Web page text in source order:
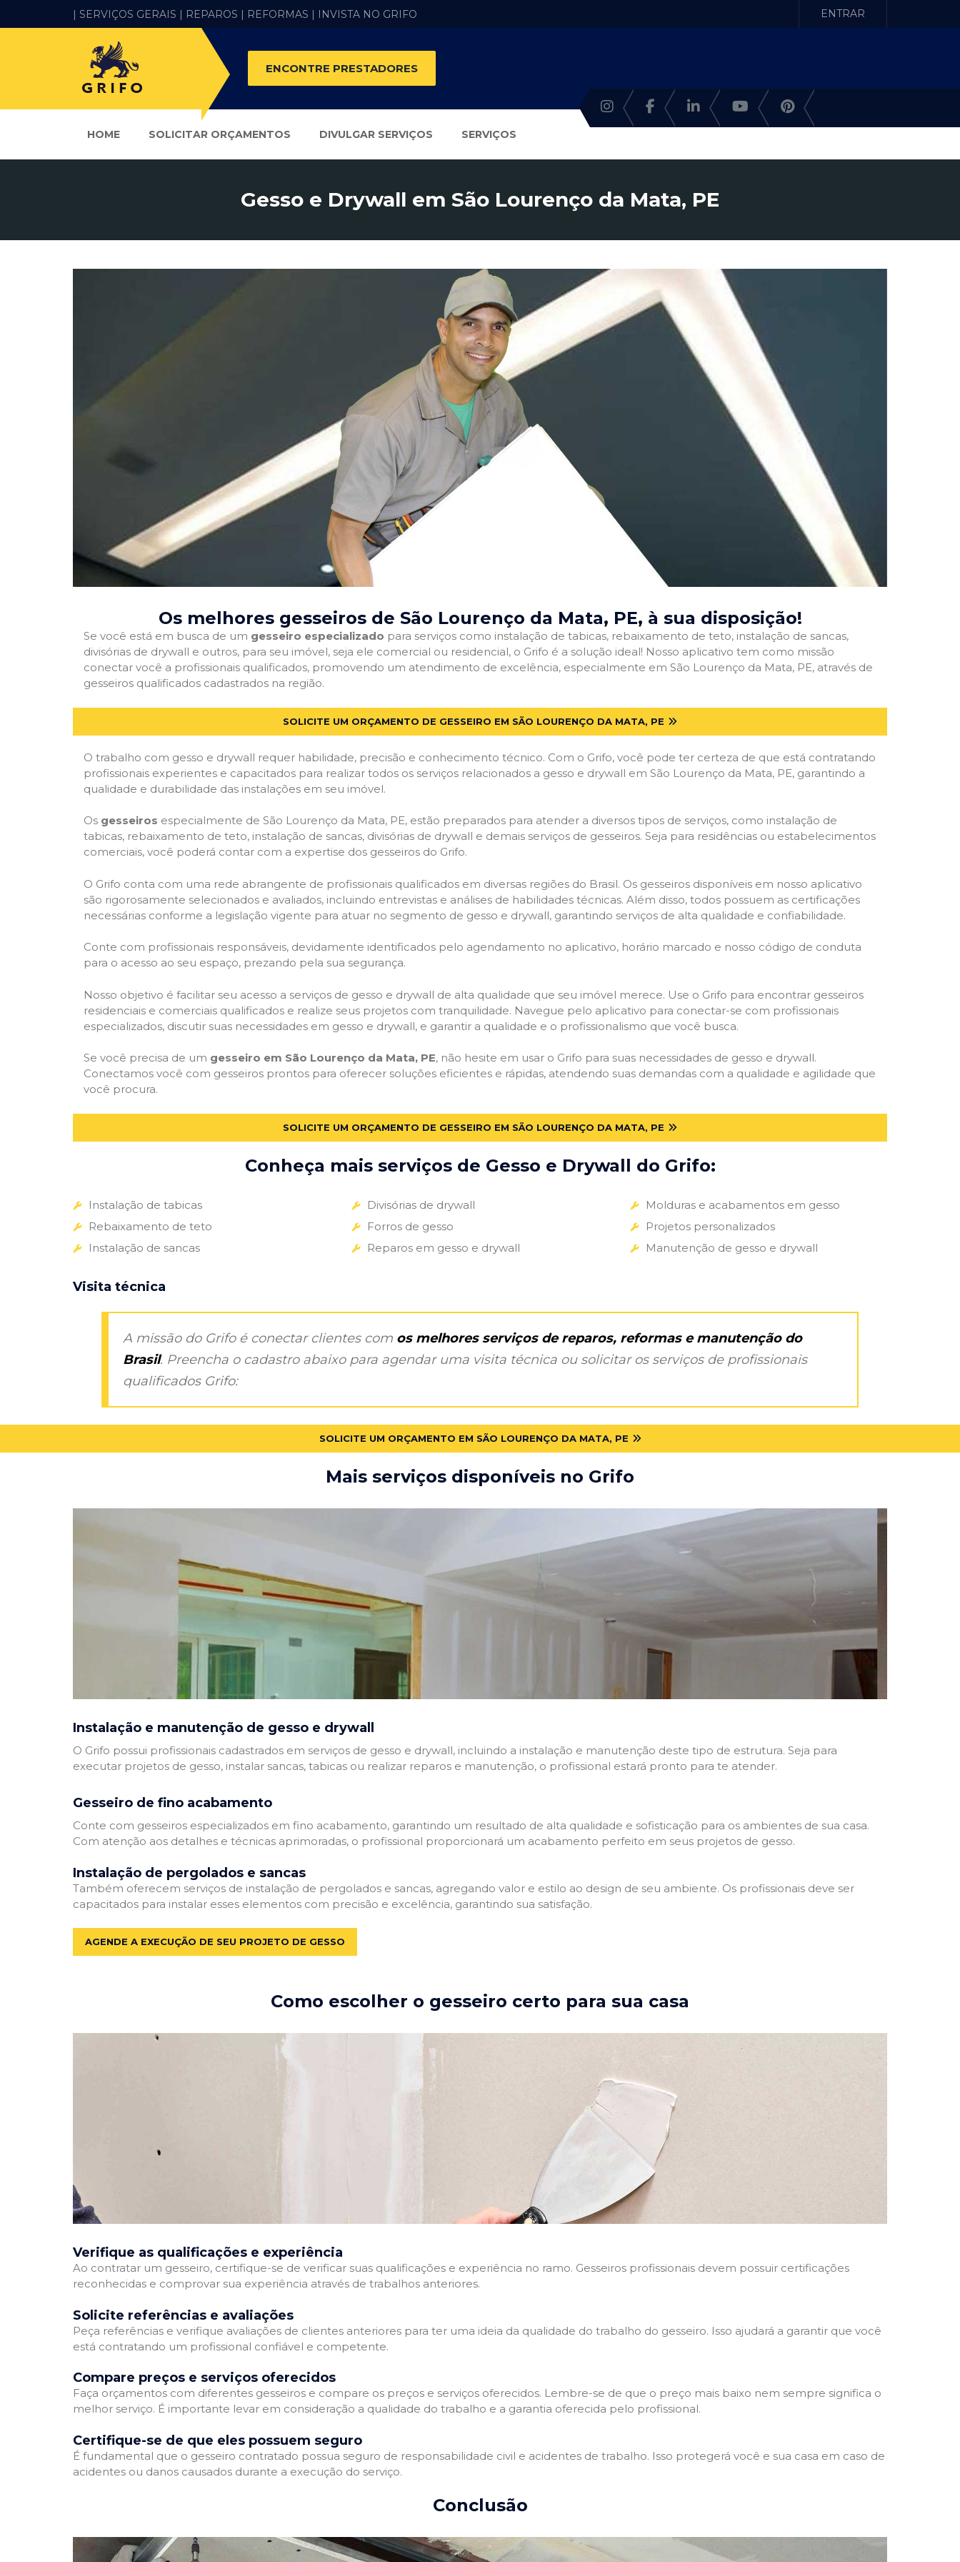
| SERVIÇOS GERAIS | REPAROS | REFORMAS | INVISTA NO GRIFO ENTRAR
ENCONTRE PRESTADORES
HOME SOLICITAR ORÇAMENTOS DIVULGAR SERVIÇOS SERVIÇOS
Gesso e Drywall em São Lourenço da Mata, PE
Os melhores gesseiros de São Lourenço da Mata, PE, à sua disposição!
Se você está em busca de um gesseiro especializado para serviços como instalação de tabicas, rebaixamento de teto, instalação de sancas,
divisórias de drywall e outros, para seu imóvel, seja ele comercial ou residencial, o Grifo é a solução ideal! Nosso aplicativo tem como missão
conectar você a profissionais qualificados, promovendo um atendimento de excelência, especialmente em São Lourenço da Mata, PE, através de
gesseiros qualificados cadastrados na região.
SOLICITE UM ORÇAMENTO DE GESSEIRO EM SÃO LOURENÇO DA MATA, PE
O trabalho com gesso e drywall requer habilidade, precisão e conhecimento técnico. Com o Grifo, você pode ter certeza de que está contratando
profissionais experientes e capacitados para realizar todos os serviços relacionados a gesso e drywall em São Lourenço da Mata, PE, garantindo a
qualidade e durabilidade das instalações em seu imóvel.
Os gesseiros especialmente de São Lourenço da Mata, PE, estão preparados para atender a diversos tipos de serviços, como instalação de
tabicas, rebaixamento de teto, instalação de sancas, divisórias de drywall e demais serviços de gesseiros. Seja para residências ou estabelecimentos
comerciais, você poderá contar com a expertise dos gesseiros do Grifo.
O Grifo conta com uma rede abrangente de profissionais qualificados em diversas regiões do Brasil. Os gesseiros disponíveis em nosso aplicativo
são rigorosamente selecionados e avaliados, incluindo entrevistas e análises de habilidades técnicas. Além disso, todos possuem as certificações
necessárias conforme a legislação vigente para atuar no segmento de gesso e drywall, garantindo serviços de alta qualidade e confiabilidade.
Conte com profissionais responsáveis, devidamente identificados pelo agendamento no aplicativo, horário marcado e nosso código de conduta
para o acesso ao seu espaço, prezando pela sua segurança.
Nosso objetivo é facilitar seu acesso a serviços de gesso e drywall de alta qualidade que seu imóvel merece. Use o Grifo para encontrar gesseiros
residenciais e comerciais qualificados e realize seus projetos com tranquilidade. Navegue pelo aplicativo para conectar-se com profissionais
especializados, discutir suas necessidades em gesso e drywall, e garantir a qualidade e o profissionalismo que você busca.
Se você precisa de um gesseiro em São Lourenço da Mata, PE, não hesite em usar o Grifo para suas necessidades de gesso e drywall.
Conectamos você com gesseiros prontos para oferecer soluções eficientes e rápidas, atendendo suas demandas com a qualidade e agilidade que
você procura.
SOLICITE UM ORÇAMENTO DE GESSEIRO EM SÃO LOURENÇO DA MATA, PE
Conheça mais serviços de Gesso e Drywall do Grifo:
Instalação de tabicas
Rebaixamento de teto
Instalação de sancas
Divisórias de drywall
Forros de gesso
Reparos em gesso e drywall
Molduras e acabamentos em gesso
Projetos personalizados
Manutenção de gesso e drywall
Visita técnica
A missão do Grifo é conectar clientes com os melhores serviços de reparos, reformas e manutenção do
Brasil. Preencha o cadastro abaixo para agendar uma visita técnica ou solicitar os serviços de profissionais
qualificados Grifo:
SOLICITE UM ORÇAMENTO EM SÃO LOURENÇO DA MATA, PE
Mais serviços disponíveis no Grifo
Instalação e manutenção de gesso e drywall
O Grifo possui profissionais cadastrados em serviços de gesso e drywall, incluindo a instalação e manutenção deste tipo de estrutura. Seja para
executar projetos de gesso, instalar sancas, tabicas ou realizar reparos e manutenção, o profissional estará pronto para te atender.
Gesseiro de fino acabamento
Conte com gesseiros especializados em fino acabamento, garantindo um resultado de alta qualidade e sofisticação para os ambientes de sua casa.
Com atenção aos detalhes e técnicas aprimoradas, o profissional proporcionará um acabamento perfeito em seus projetos de gesso.
Instalação de pergolados e sancas
Também oferecem serviços de instalação de pergolados e sancas, agregando valor e estilo ao design de seu ambiente. Os profissionais deve ser
capacitados para instalar esses elementos com precisão e excelência, garantindo sua satisfação.
AGENDE A EXECUÇÃO DE SEU PROJETO DE GESSO
Como escolher o gesseiro certo para sua casa
Verifique as qualificações e experiência
Ao contratar um gesseiro, certifique-se de verificar suas qualificações e experiência no ramo. Gesseiros profissionais devem possuir certificações
reconhecidas e comprovar sua experiência através de trabalhos anteriores.
Solicite referências e avaliações
Peça referências e verifique avaliações de clientes anteriores para ter uma ideia da qualidade do trabalho do gesseiro. Isso ajudará a garantir que você
está contratando um profissional confiável e competente.
Compare preços e serviços oferecidos
Faça orçamentos com diferentes gesseiros e compare os preços e serviços oferecidos. Lembre-se de que o preço mais baixo nem sempre significa o
melhor serviço. É importante levar em consideração a qualidade do trabalho e a garantia oferecida pelo profissional.
Certifique-se de que eles possuem seguro
É fundamental que o gesseiro contratado possua seguro de responsabilidade civil e acidentes de trabalho. Isso protegerá você e sua casa em caso de
acidentes ou danos causados durante a execução do serviço.
Conclusão